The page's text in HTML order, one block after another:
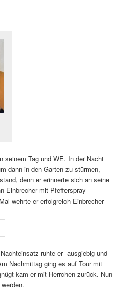
seinem Tag und WE. In der Nacht
dann in den Garten zu stürmen,
denn er erinnerte sich an seine
Einbrecher mit Pfefferspray
wehrte er erfolgreich Einbrecher
ruhte er ausgiebig und
Nachmittag ging es auf Tour mit
kam er mit Herrchen zurück. Nun